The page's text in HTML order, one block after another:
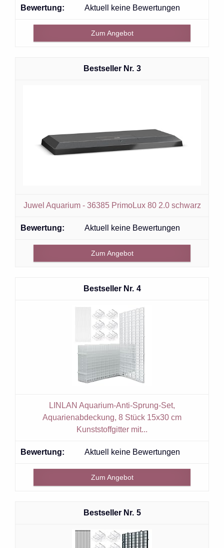
Aktuell keine Bewertungen
Zum Angebot
3
Juwel Aquarium - 36385 PrimoLux 80 2.0 schwarz
Aktuell keine Bewertungen
Zum Angebot
4
LINLAN Aquarium-Anti-Sprung-Set,
Aquarienabdeckung, 8 Stück 15x30 cm
Kunststoffgitter mit...
Aktuell keine Bewertungen
Zum Angebot
5